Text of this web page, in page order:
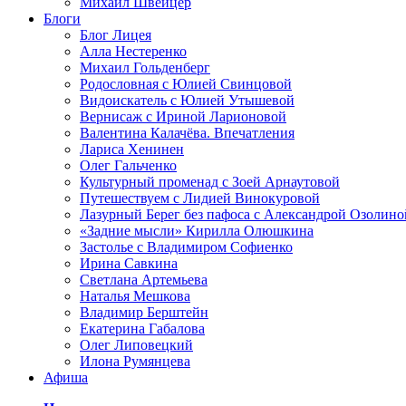
Блоги
Блог Лицея
Алла Нестеренко
Михаил Гольденберг
Родословная с Юлией Свинцовой
Видоискатель с Юлией Утышевой
Вернисаж с Ириной Ларионовой
Валентина Калачёва. Впечатления
Лариса Хенинен
Олег Гальченко
Культурный променад с Зоей Арнаутовой
Путешествуем с Лидией Винокуровой
Лазурный Берег без пафоса с Александрой
«Задние мысли» Кирилла Олюшкина
Застолье с Владимиром Софиенко
Ирина Савкина
Светлана Артемьева
Наталья Мешкова
Владимир Берштейн
Екатерина Габалова
Олег Липовецкий
Илона Румянцева
Афиша